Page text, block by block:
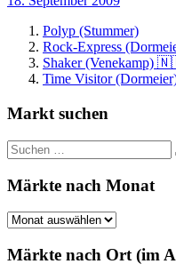
Polyp (Stummer)
Rock-Express
Shaker (Venekamp)
Time Visitor
Markt suchen
Suchen
nach:
Märkte nach Monat
Märkte
Monat
Märkte nach Ort (im